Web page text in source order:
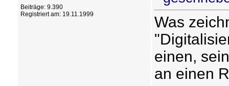
Beiträge: 9.390
Registriert am: 19.11.1999
Was
einen,
an einen